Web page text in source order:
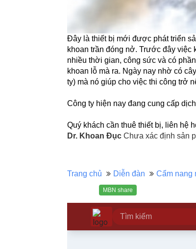
Đây là thiết bị mới được phát triển
khoan trần đóng nở. Trước đây việc
nhiều thời gian, công sức và có
khoan lỗ mà ra. Ngày nay nhờ có
ty) mà nó giúp cho việc thi công trở
Công ty hiện nay đang cung cấp
Quý khách cần thuê thiết bị, liên hệ
Dr. Khoan Đục Chưa xác định sản
Trang chủ Diễn đàn Cẩm nang
MBN share